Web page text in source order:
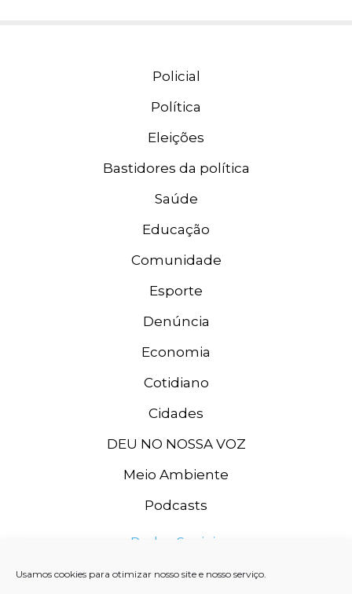
Usamos cookies para otimizar nosso site e nosso serviço.
Policial
Política
Eleições
Bastidores da política
Saúde
Educação
Comunidade
Esporte
Denúncia
Economia
Cotidiano
Cidades
DEU NO NOSSA VOZ
Meio Ambiente
Podcasts
Redes Sociais